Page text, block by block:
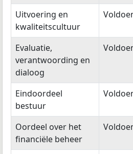
Uitvoering en
kwaliteitscultuur
Evaluatie,
verantwoording en
dialoog
Eindoordeel
bestuur
Oordeel over het
financiële beheer